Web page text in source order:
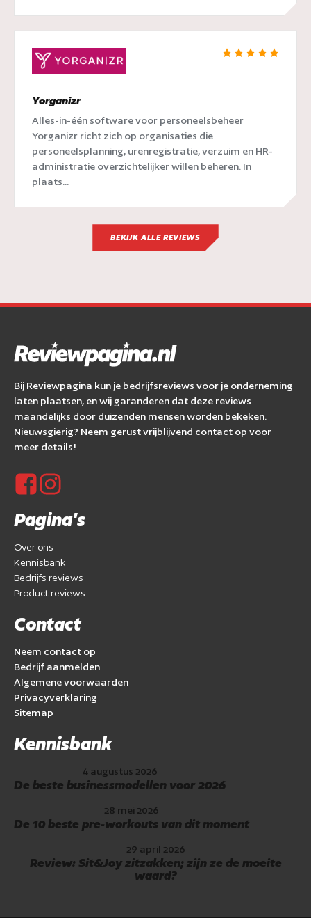
Yorganizr
Alles-in-één software voor personeelsbeheer
Yorganizr richt zich op organisaties die
personeelsplanning, urenregistratie, verzuim en HR-
administratie overzichtelijker willen beheren. In
plaats...
BEKIJK ALLE REVIEWS
Bij Reviewpagina kun je bedrijfsreviews voor je onderneming
laten plaatsen, en wij garanderen dat deze reviews
maandelijks door duizenden mensen worden bekeken.
Nieuwsgierig? Neem gerust vrijblijvend contact op voor
meer details!
Pagina's
Over ons
Kennisbank
Bedrijfs reviews
Product reviews
Contact
Neem contact op
Bedrijf aanmelden
Algemene voorwaarden
Privacyverklaring
Sitemap
Kennisbank
4 augustus 2026
De beste businessmodellen voor 2026
28 mei 2026
De 10 beste pre-workouts van dit moment
29 april 2026
Review: Sit&Joy zitzakken; zijn ze de moeite
waard?